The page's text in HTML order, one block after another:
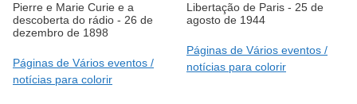
Pierre e Marie Curie e a
descoberta do rádio - 26 de
dezembro de 1898
Páginas de Vários eventos /
notícias para colorir
Libertação de Paris - 25 de
agosto de 1944
Páginas de Vários eventos /
notícias para colorir